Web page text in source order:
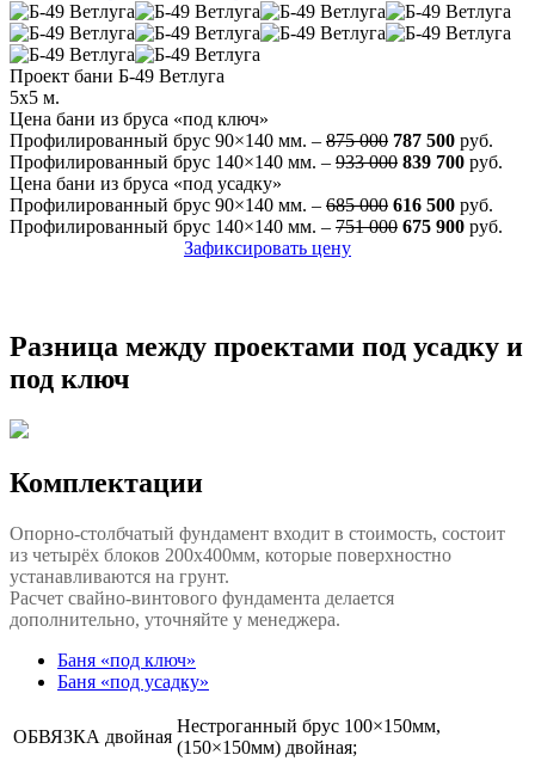
Проект бани Б-49 Ветлуга
5x5 м.
Цена бани из бруса «под ключ»
Профилированный брус 90×140 мм. – 875 000 787 500 руб.
Профилированный брус 140×140 мм. – 933 000 839 700 руб.
Цена бани из бруса «под усадку»
Профилированный брус 90×140 мм. – 685 000 616 500 руб.
Профилированный брус 140×140 мм. – 751 000 675 900 руб.
Зафиксировать цену
Разница между проектами под усадку и
под ключ
Комплектации
Опорно-столбчатый фундамент входит в стоимость, состоит
из четырёх блоков 200x400мм, которые поверхностно
устанавливаются на грунт.
Расчет свайно-винтового фундамента делается
дополнительно, уточняйте у менеджера.
Баня «под ключ»
Баня «под усадку»
ОБВЯЗКА двойная
Нестроганный брус 100×150мм,
(150×150мм) двойная;